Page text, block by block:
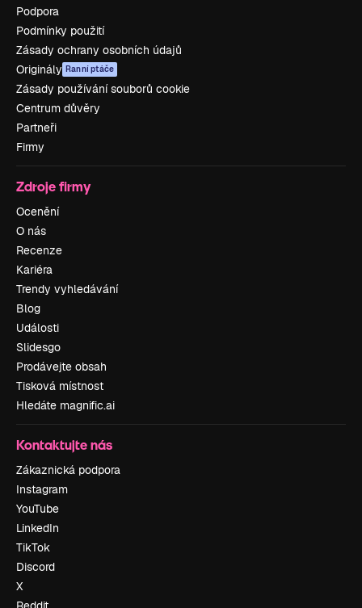
Podpora
Podmínky použití
Zásady ochrany osobních údajů
Originály Ranní ptáče
Zásady používání souborů cookie
Centrum důvěry
Partneři
Firmy
Zdroje firmy
Ocenění
O nás
Recenze
Kariéra
Trendy vyhledávání
Blog
Události
Slidesgo
Prodávejte obsah
Tisková místnost
Hledáte magnific.ai
Kontaktujte nás
Zákaznická podpora
Instagram
YouTube
LinkedIn
TikTok
Discord
X